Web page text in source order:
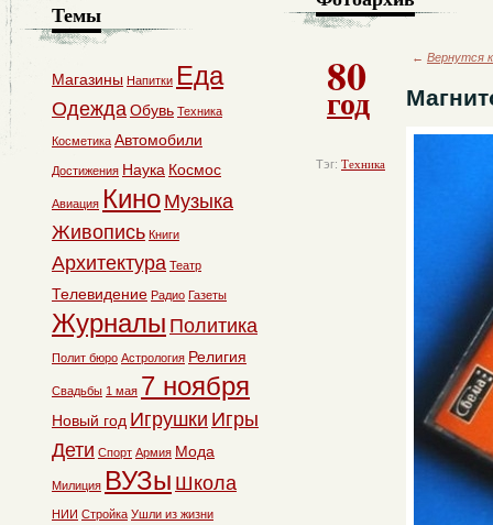
80
год
Тэг: Техника
← Вернутся
Темы
Магазины Напитки Еда
ОдеждаОбувь Техника
Косметика Автомобили
Достижения Наука Космос
Авиация Кино Музыка
Живопись Книги
Архитектура Театр
Телевидение Радио Газеты
Журналы Политика
Полит бюро Астрология Религия
Свадьбы 1 мая 7 ноября
Новый год Игрушки Игры
Дети Спорт Армия Мода
Милиция ВУЗы Школа
НИИ Стройка Ушли из жизни